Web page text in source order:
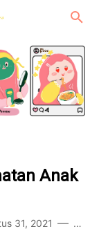
Anak
31, 2021 6